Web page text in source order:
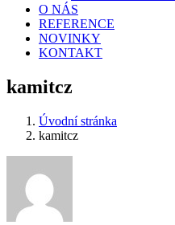
O NÁS
REFERENCE
NOVINKY
KONTAKT
kamitcz
Úvodní stránka
kamitcz